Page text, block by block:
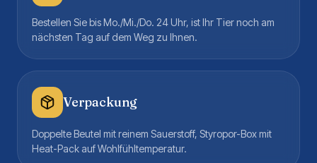
Bestellen Sie bis Mo./Mi./Do. 24 Uhr, ist Ihr Tier noch am
nächsten Tag auf dem Weg zu Ihnen.
Verpackung
Doppelte Beutel mit reinem Sauerstoff, Styropor-Box mit
Heat-Pack auf Wohlfühltemperatur.